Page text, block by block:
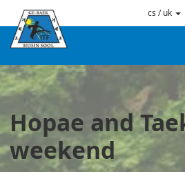
cs / uk
Hopae and
weekend